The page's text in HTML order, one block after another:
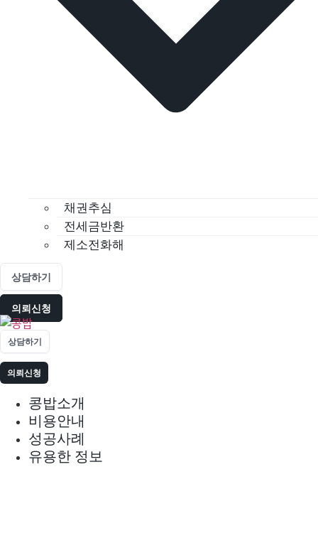
채권추심
전세금반환
제소전화해
상담하기
의뢰신청
상담하기
의뢰신청
콩밥소개
비용안내
성공사례
유용한 정보